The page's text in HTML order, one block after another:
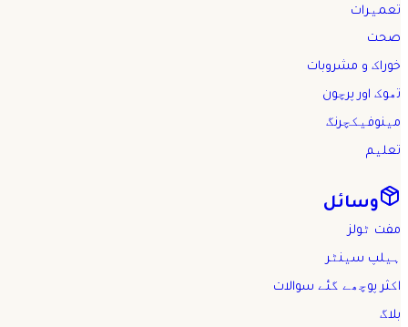
تعمیرات
صحت
خوراک و مشروبات
تھوک اور پرچون
مینوفیکچرنگ
تعلیم
وسائل
مفت ٹولز
ہیلپ سینٹر
اکثر پوچھے گئے سوالات
بلاگ